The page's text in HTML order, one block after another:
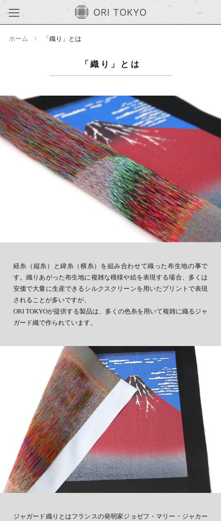
ホーム 「織り」とは
「織り」とは
経糸（縦糸）と緯糸（横糸）を組み合わせて織った布生地の事で
す。織りあがった布生地に複雑な模様や絵を表現する場合、多くは
安価で大量に生産できるシルクスクリーンを用いたプリントで表現
されることが多いですが、
ORI TOKYOが提供する製品は、多くの色糸を用いて複雑に織るジャ
ガード織で作られています。
ジャガード織りとはフランスの発明家ジョゼフ・マリー・ジャカー